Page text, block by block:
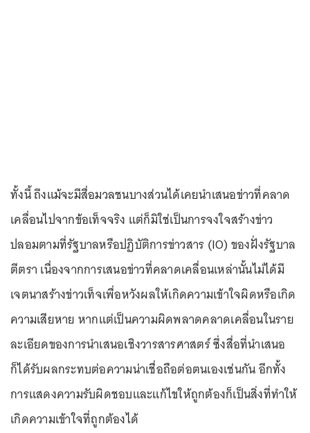
ทั้งนี้ ถึงแม้จะมีสื่อมวลชนบางส่วนได้เคยนำเสนอข่าวที่คลาด
เคลื่อนไปจากข้อเท็จจริง แต่ก็มิใช่เป็นการจงใจสร้างข่าว
ปลอมตามที่รัฐบาลหรือปฏิบัติการข่าวสาร (IO) ของฝั่งรัฐบาล
ตีตรา เนื่องจากการเสนอข่าวที่คลาดเคลื่อนเหล่านั้นไม่ได้มี
เจตนาสร้างข่าวเท็จเพื่อหวังผลให้เกิดความเข้าใจผิดหรือเกิด
ความเสียหาย หากแต่เป็นความผิดพลาดคลาดเคลื่อนในราย
ละเอียดของการนำเสนอเชิงวารสารศาสตร์ ซึ่งสื่อที่นำเสนอ
ก็ได้รับผลกระทบต่อความน่าเชื่อถือต่อตนเองเช่นกัน อีกทั้ง
การแสดงความรับผิดชอบและแก้ไขให้ถูกต้องก็เป็นสิ่งที่ทำให้
เกิดความเข้าใจที่ถูกต้องได้